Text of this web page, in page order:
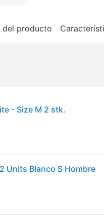
del producto
- Size M 2 stk.
Units Blanco S Hombre